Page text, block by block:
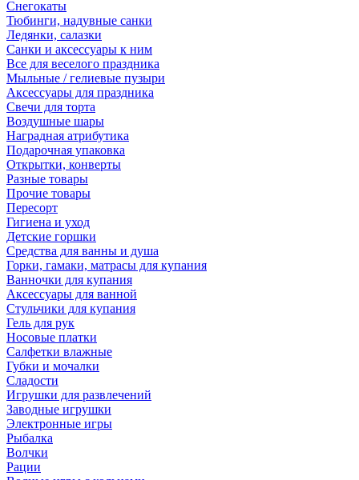
Снегокаты
Тюбинги, надувные санки
Ледянки, салазки
Санки и аксессуары к ним
Все для веселого праздника
Мыльные / гелиевые пузыри
Аксессуары для праздника
Свечи для торта
Воздушные шары
Наградная атрибутика
Подарочная упаковка
Открытки, конверты
Разные товары
Прочие товары
Пересорт
Гигиена и уход
Детские горшки
Средства для ванны и душа
Горки, гамаки, матрасы для купания
Ванночки для купания
Аксессуары для ванной
Стульчики для купания
Гель для рук
Носовые платки
Салфетки влажные
Губки и мочалки
Сладости
Игрушки для развлечений
Заводные игрушки
Электронные игры
Рыбалка
Волчки
Рации